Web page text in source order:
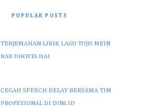
POPULAR POSTS
TERJEMAHAN LIRIK LAGU TUJH MEIN
RAB DIKHTA HAI
CEGAH SPEECH DELAY BERSAMA TIM
PROFESIONAL DI DINI.ID